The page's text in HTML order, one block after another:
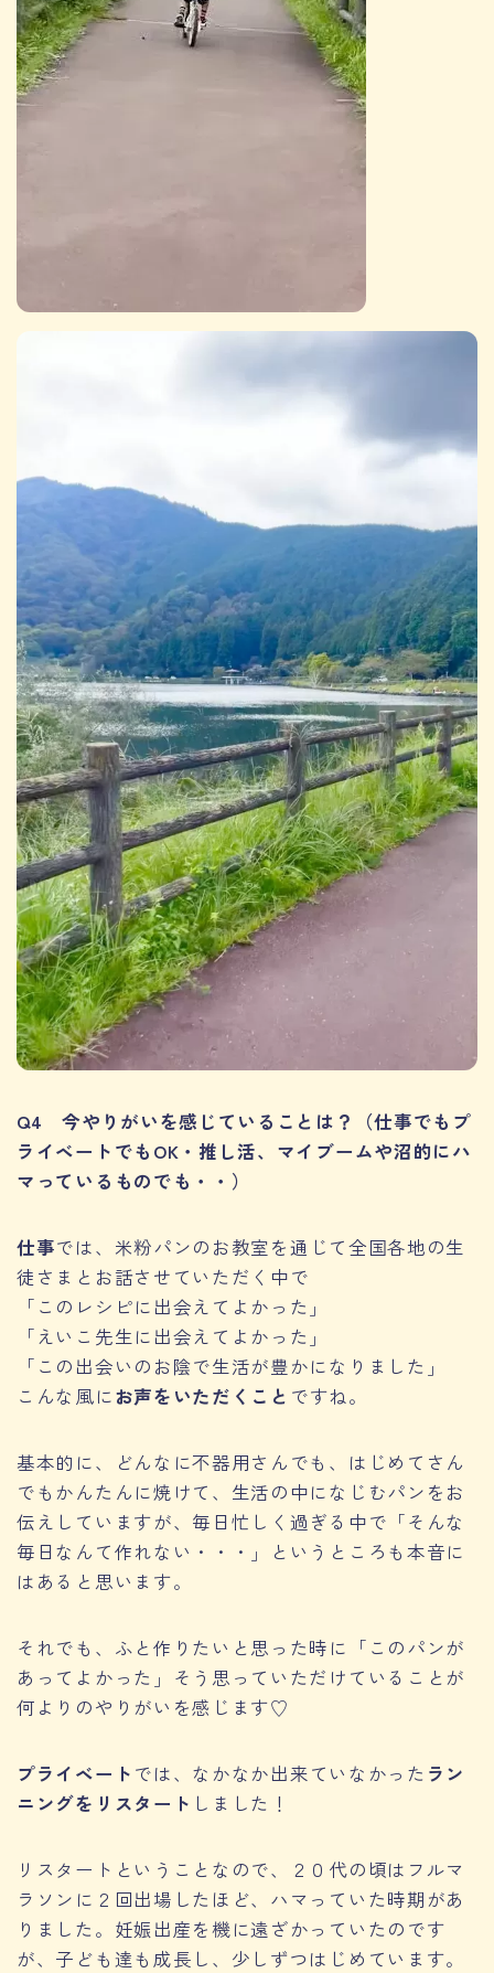
Q4 今やりがいを感じていることは？（仕事でもプ
ライベートでもOK・推し活、マイブームや沼的にハ
マっているものでも・・）
仕事では、米粉パンのお教室を通じて全国各地の生
徒さまとお話させていただく中で
「このレシピに出会えてよかった」
「えいこ先生に出会えてよかった」
「この出会いのお陰で生活が豊かになりました」
こんな風にお声をいただくこと ですね。
基本的に、どんなに不器用さんでも、はじめてさん
でもかんたんに焼けて、生活の中になじむパンをお
伝えしていますが、毎日忙しく過ぎる中で「そんな
毎日なんて作れない・・・」というところも本音に
はあると思います。
それでも、ふと作りたいと思った時に「このパンが
あってよかった」そう思っていただけていることが
何よりのやりがいを感じます♡
プライベート では、なかなか出来ていなかった ラン
ニングをリスタート しました！
リスタートということなので、２０代の頃はフルマ
ラソンに２回出場したほど、ハマっていた時期があ
りました。妊娠出産を機に遠ざかっていたのです
が、子ども達も成長し、少しずつはじめています。